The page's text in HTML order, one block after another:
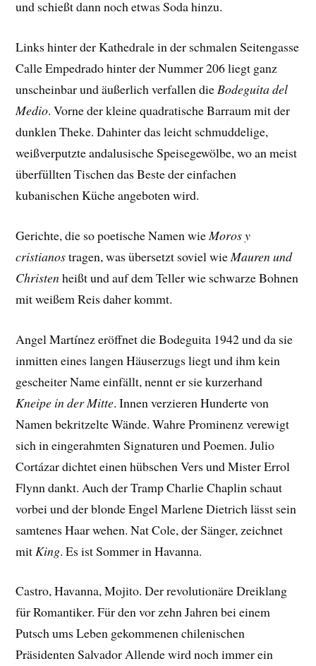
und schießt dann noch etwas Soda hinzu.
Links hinter der Kathedrale in der schmalen Seitengasse
Calle Empedrado hinter der Nummer 206 liegt ganz
unscheinbar und äußerlich verfallen dieBodeguita del
Medio. Vorne der kleine quadratische Barraum mit der
dunklen Theke. Dahinter das leicht schmuddelige,
weißverputzte andalusische Speisegewölbe, wo an meist
überfüllten Tischen das Beste der einfachen
kubanischen Küche angeboten wird.
Gerichte, die so poetische Namen wie Moros y
cristianostragen, was übersetzt soviel wie Mauren und
Christenheißt und auf dem Teller wie schwarze Bohnen
mit weißem Reis daher kommt.
Angel Martínez eröffnet die Bodeguita 1942 und da sie
inmitten eines langen Häuserzugs liegt und ihm kein
gescheiter Name einfällt, nennt er sie kurzerhand
Kneipe in der Mitte. Innen verzieren Hunderte von
Namen bekritzelte Wände. Wahre Prominenz verewigt
sich in eingerahmten Signaturen und Poemen. Julio
Cortázar dichtet einen hübschen Vers und Mister Errol
Flynn dankt. Auch der Tramp Charlie Chaplin schaut
vorbei und der blonde Engel Marlene Dietrich lässt sein
samtenes Haar wehen. Nat Cole, der Sänger, zeichnet
mit King. Es ist Sommer in Havanna.
Castro, Havanna, Mojito. Der revolutionäre Dreiklang
für Romantiker. Für den vor zehn Jahren bei einem
Putsch ums Leben gekommenen chilenischen
Präsidenten Salvador Allende wird noch immer ein